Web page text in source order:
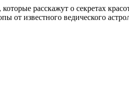
расскажут о секретах
известного ведического